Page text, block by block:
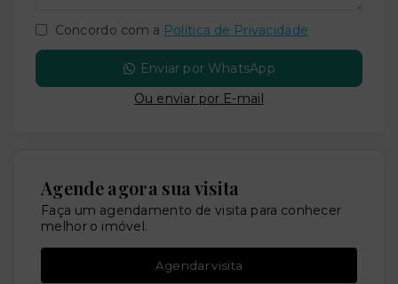
Concordo com a Política de Privacidade
Enviar por WhatsApp
Ou enviar por E-mail
Agende agora sua visita
Faça um agendamento de visita para conhecer
melhor o imóvel.
Agendar visita